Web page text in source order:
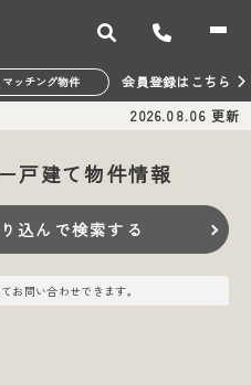
マッチング物件 会員登録はこちら
2026.08.06 更新
戸建て物件情報
込んで検索する
お問い合わせできます。